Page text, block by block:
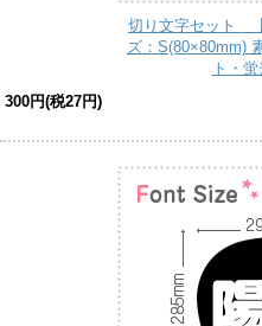
切り文字セット
ズ：S(80×80mm)
ト・
300円(税27円)